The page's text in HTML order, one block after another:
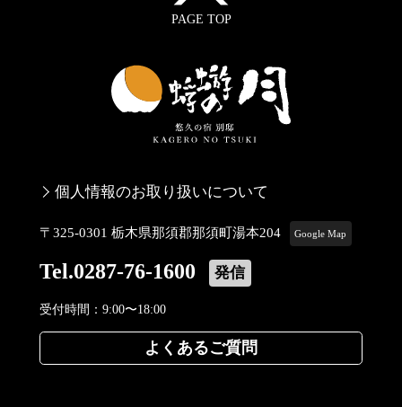
PAGE TOP
個人情報のお取り扱いについて
〒325-0301 栃木県那須郡那須町湯本204 Google Map
Tel.0287-76-1600 発信
受付時間：9:00〜18:00
よくあるご質問